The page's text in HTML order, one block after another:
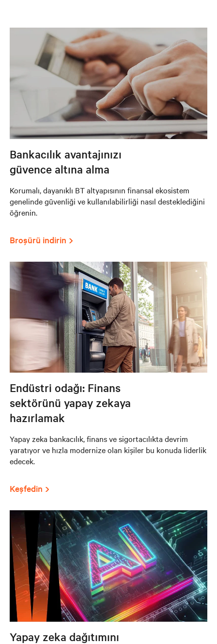
Bankacılık avantajınızı
güvence altına alma
Korumalı, dayanıklı BT altyapısının finansal ekosistem
genelinde güvenliği ve kullanılabilirliği nasıl desteklediğini
öğrenin.
Broşürü indirin
Endüstri odağı: Finans
sektörünü yapay zekaya
hazırlamak
Yapay zeka bankacılık, finans ve sigortacılıkta devrim
yaratıyor ve hızla modernize olan kişiler bu konuda liderlik
edecek.
Keşfedin
Yapay zeka dağıtımını